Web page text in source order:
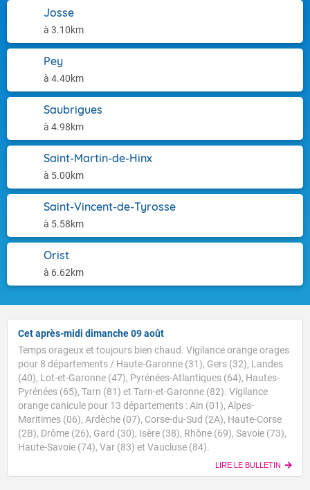
Josse
à 3.10km
Pey
à 4.40km
Saubrigues
à 4.98km
Saint-Martin-de-Hinx
à 5.00km
Saint-Vincent-de-Tyrosse
à 5.58km
Orist
à 6.62km
Cet après-midi dimanche 09 août
Temps orageux et toujours bien chaud. Vigilance orange orages
pour 8 départements / Haute-Garonne (31), Gers (32), Landes
(40), Lot-et-Garonne (47), Pyrénées-Atlantiques (64), Hautes-
Pyrénées (65), Tarn (81) et Tarn-et-Garonne (82). Vigilance
orange canicule pour 13 départements : Ain (01), Alpes-
Maritimes (06), Ardèche (07), Corse-du-Sud (2A), Haute-Corse
(2B), Drôme (26), Gard (30), Isère (38), Rhône (69), Savoie (73),
Haute-Savoie (74), Var (83) et Vaucluse (84).
LIRE LE BULLETIN